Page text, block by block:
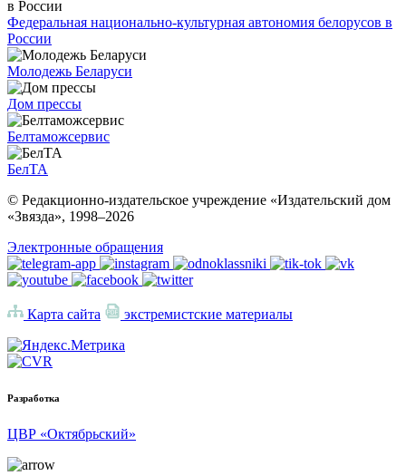
Федеральная национально-культурная автономия белорусов в
России
Молодежь Беларуси
Дом прессы
Белтаможсервис
БелТА
© Редакционно-издательское учреждение «Издательский дом
«Звязда», 1998–2026
Электронные обращения
Карта сайта экстремистские материалы
Разработка
ЦВР «Октябрьский»